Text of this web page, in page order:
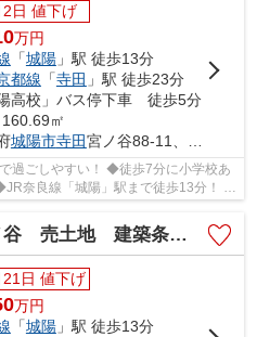
2日 値下げ
万円
「城陽」駅 徒歩13分
都線 「寺田 」駅 徒歩23分
陽高校」バス停下車 徒歩5分
㎡
城陽市寺田宮ノ谷88-11、88-12
過ごしやすい！ ◆徒歩7分に小学校あ
奈良線「城陽」駅まで徒歩13分！ ◆
！ ◆深谷小・東城...
売土地 建築条件付き
21日 値下げ
万円
「城陽」駅 徒歩13分